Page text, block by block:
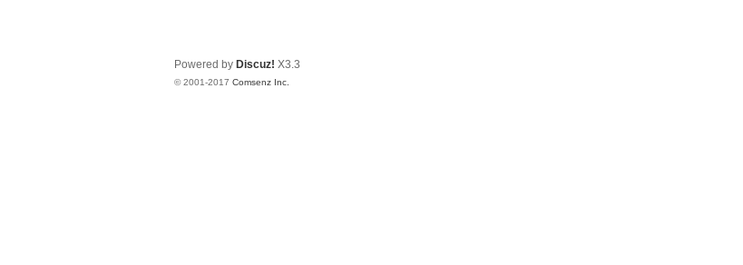
Powered by Discuz! X3.3
© 2001-2017 Comsenz Inc.